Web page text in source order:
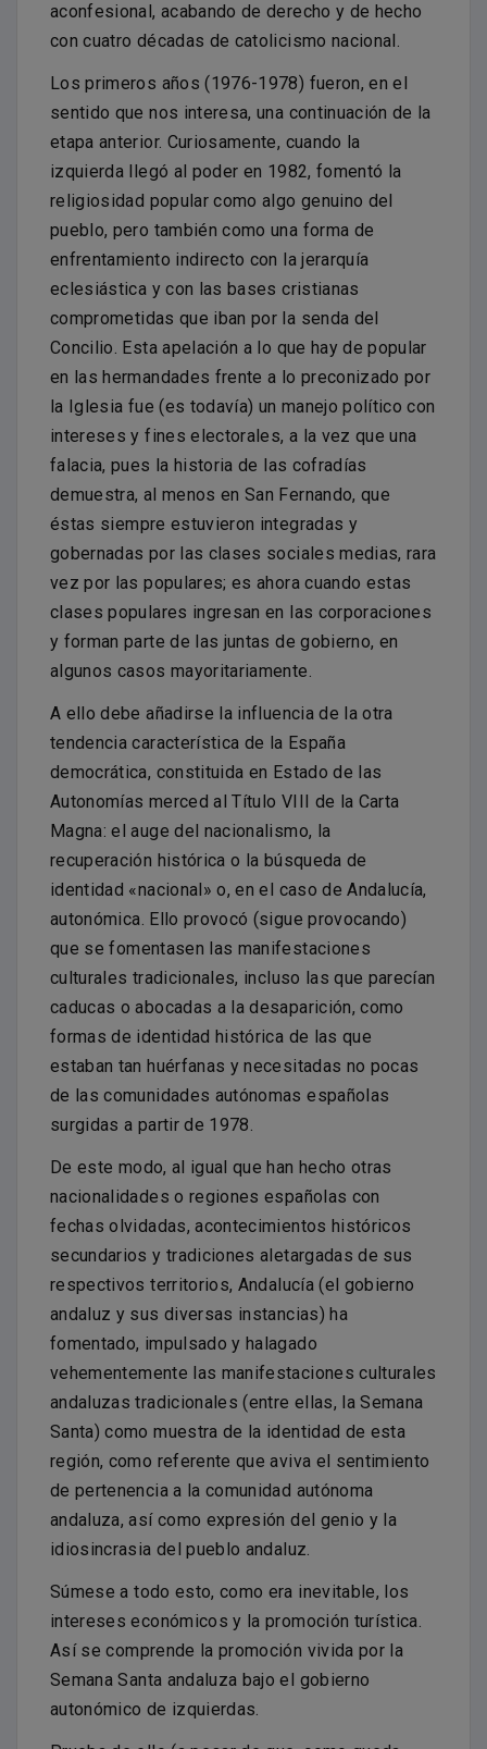
aconfesional, acabando de derecho y de hecho
con cuatro décadas de catolicismo nacional.
Los primeros años (1976-1978) fueron, en el
sentido que nos interesa, una continuación de la
etapa anterior. Curiosamente, cuando la
izquierda llegó al poder en 1982, fomentó la
religiosidad popular como algo genuino del
pueblo, pero también como una forma de
enfrentamiento indirecto con la jerarquía
eclesiástica y con las bases cristianas
comprometidas que iban por la senda del
Concilio. Esta apelación a lo que hay de popular
en las hermandades frente a lo preconizado por
la Iglesia fue (es todavía) un manejo político con
intereses y fines electorales, a la vez que una
falacia, pues la historia de las cofradías
demuestra, al menos en San Fernando, que
éstas siempre estuvieron integradas y
gobernadas por las clases sociales medias, rara
vez por las populares; es ahora cuando estas
clases populares ingresan en las corporaciones
y forman parte de las juntas de gobierno, en
algunos casos mayoritariamente.
A ello debe añadirse la influencia de la otra
tendencia característica de la España
democrática, constituida en Estado de las
Autonomías merced al Título VIII de la Carta
Magna: el auge del nacionalismo, la
recuperación histórica o la búsqueda de
identidad «nacional» o, en el caso de Andalucía,
autonómica. Ello provocó (sigue provocando)
que se fomentasen las manifestaciones
culturales tradicionales, incluso las que parecían
caducas o abocadas a la desaparición, como
formas de identidad histórica de las que
estaban tan huérfanas y necesitadas no pocas
de las comunidades autónomas españolas
surgidas a partir de 1978.
De este modo, al igual que han hecho otras
nacionalidades o regiones españolas con
fechas olvidadas, acontecimientos históricos
secundarios y tradiciones aletargadas de sus
respectivos territorios, Andalucía (el gobierno
andaluz y sus diversas instancias) ha
fomentado, impulsado y halagado
vehementemente las manifestaciones culturales
andaluzas tradicionales (entre ellas, la Semana
Santa) como muestra de la identidad de esta
región, como referente que aviva el sentimiento
de pertenencia a la comunidad autónoma
andaluza, así como expresión del genio y la
idiosincrasia del pueblo andaluz.
Súmese a todo esto, como era inevitable, los
intereses económicos y la promoción turística.
Así se comprende la promoción vivida por la
Semana Santa andaluza bajo el gobierno
autonómico de izquierdas.